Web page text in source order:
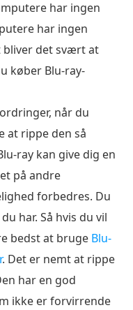
har ingen
har ingen
bliver det svært at
køber Blu-ray-
når du
at rippe den så
ray kan give dig en
på andre
forbedres. Du
har. Så hvis du vil
bedst at bruge Blu-
. Det er nemt at rippe
har en god
ikke er forvirrende